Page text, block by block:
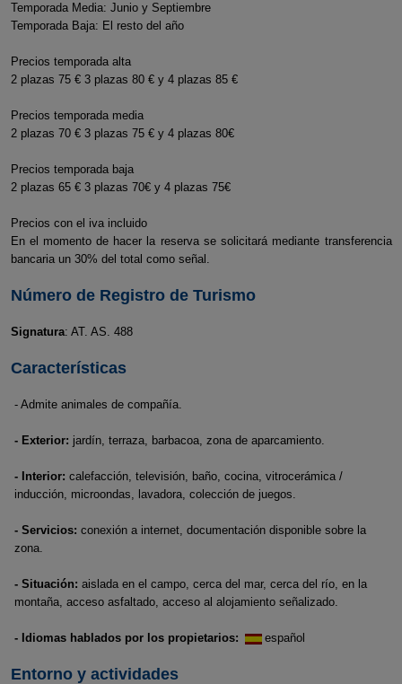
Temporada Media: Junio y Septiembre
Temporada Baja: El resto del año
Precios temporada alta
2 plazas 75 € 3 plazas 80 € y 4 plazas 85 €
Precios temporada media
2 plazas 70 € 3 plazas 75 € y 4 plazas 80€
Precios temporada baja
2 plazas 65 € 3 plazas 70€ y 4 plazas 75€
Precios con el iva incluido
En el momento de hacer la reserva se solicitará mediante transferencia
bancaria un 30% del total como señal.
Número de Registro de Turismo
Signatura: AT. AS. 488
Características
- Admite animales de compañía.
- Exterior: jardín, terraza, barbacoa, zona de aparcamiento.
- Interior: calefacción, televisión, baño, cocina, vitrocerámica /
inducción, microondas, lavadora, colección de juegos.
- Servicios: conexión a internet, documentación disponible sobre la
zona.
- Situación: aislada en el campo, cerca del mar, cerca del río, en la
montaña, acceso asfaltado, acceso al alojamiento señalizado.
- Idiomas hablados por los propietarios: español
Entorno y actividades